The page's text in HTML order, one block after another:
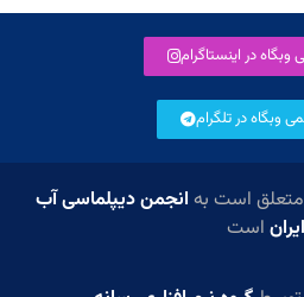
در اینستاگرام
وبگاه در تلگرام
است به انجمن دیپلماسی آب
ایران است